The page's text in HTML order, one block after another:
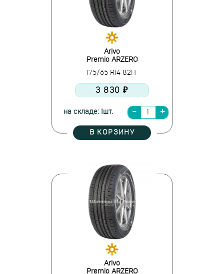
Arivo
Premio ARZERO
175/65 R14 82H
3 830 ₽
на складе: 1шт.
В КОРЗИНУ
Arivo
Premio ARZERO